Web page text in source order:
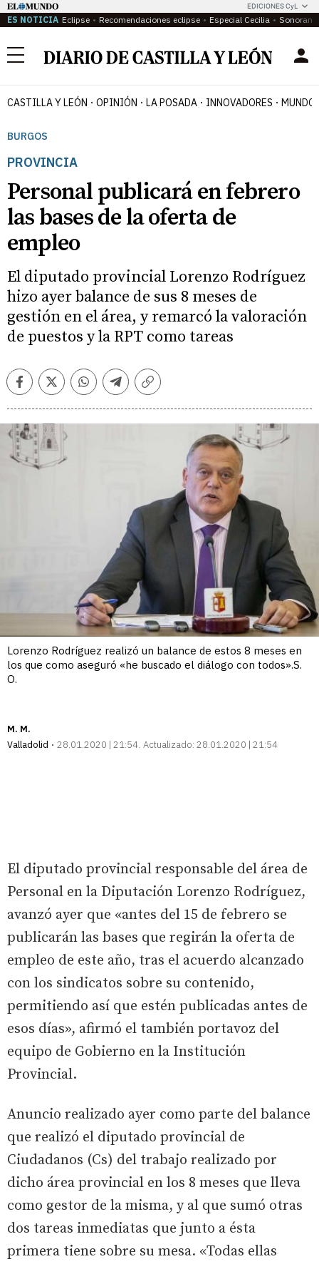
EDICIONES CyL
ES NOTICIA Eclipse Recomendaciones eclipse Especial Cecilia
Menú
CASTILLA Y LEÓN OPINIÓN LA POSADA INNOVADORES MUNDO
BURGOS
PROVINCIA
Personal publicará en febrero
las bases de la oferta de
empleo
El diputado provincial Lorenzo Rodríguez
hizo ayer balance de sus 8 meses de
gestión en el área, y remarcó la valoración
de puestos y la RPT como tareas
FacebookTwitterWhatsappTelegramCopiar
Lorenzo Rodríguez realizó un balance de estos 8 meses en
los que como aseguró «he buscado el diálogo con todos».S.
O.
M. M.
Valladolid
28.01.2020 | 21:54 Actualizado: 28.01.2020 | 21:54
El diputado provincial responsable del área de
Personal en la Diputación Lorenzo Rodríguez,
avanzó ayer que «antes del 15 de febrero se
publicarán las bases que regirán la oferta de
empleo de este año, tras el acuerdo alcanzado
con los sindicatos sobre su contenido,
permitiendo así que estén publicadas antes de
esos días», afirmó el también portavoz del
equipo de Gobierno en la Institución
Provincial.
Anuncio realizado ayer como parte del balance
que realizó el diputado provincial de
Ciudadanos (Cs) del trabajo realizado por
dicho área provincial en los 8 meses que lleva
como gestor de la misma, y al que sumó otras
dos tareas inmediatas que junto a ésta
primera tiene sobre su mesa. «Todas ellas